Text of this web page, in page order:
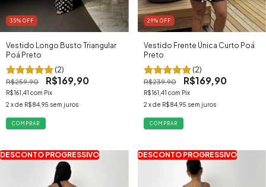
35% OFF
Vestido Longo Busto Triangular
Poá Preto
(2)
R$259,90 R$169,90
R$161,41 com Pix
2 x de R$84,95 sem juros
COMPRAR
29% OFF
Vestido Frente Única Curto Poá
Preto
(2)
R$239,90 R$169,90
R$161,41 com Pix
2 x de R$84,95 sem juros
COMPRAR
DESCONTO PROGRESSIVO DESCONTO PROGRESSIVO